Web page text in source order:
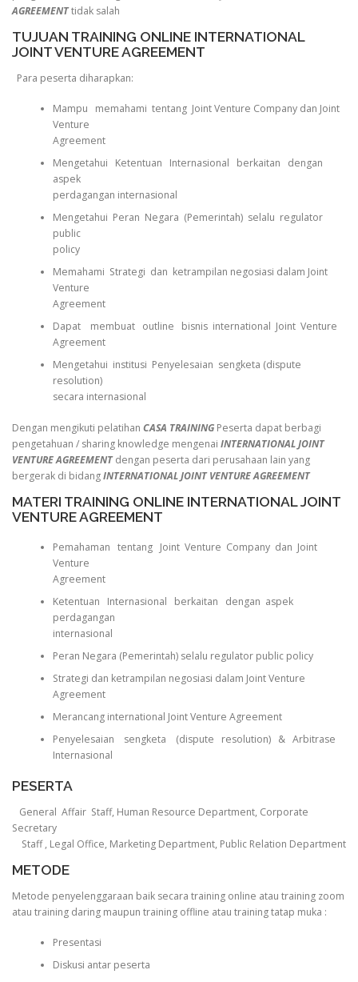
AGREEMENTtidak salah
TUJUAN TRAINING ONLINE INTERNATIONAL
JOINT VENTURE AGREEMENT
Para peserta diharapkan:
Mampu memahami tentang Joint Venture Company dan Joint
Venture
Agreement
Mengetahui Ketentuan Internasional berkaitan dengan
aspek
perdagangan internasional
Mengetahui Peran Negara (Pemerintah) selalu regulator
public
policy
Memahami Strategi dan ketrampilan negosiasi dalam Joint
Venture
Agreement
Dapat membuat outline bisnis international Joint Venture
Agreement
Mengetahui institusi Penyelesaian sengketa (dispute
resolution)
secara internasional
Dengan mengikuti pelatihan CASA TRAINING Peserta dapat berbagi
pengetahuan / sharing knowledge mengenai INTERNATIONAL JOINT
VENTURE AGREEMENTdengan peserta dari perusahaan lain yang
bergerak di bidangINTERNATIONAL JOINT VENTURE AGREEMENT
MATERI TRAINING ONLINE INTERNATIONAL JOINT
VENTURE AGREEMENT
Pemahaman tentang Joint Venture Company dan Joint
Venture
Agreement
Ketentuan Internasional berkaitan dengan aspek
perdagangan
internasional
Peran Negara (Pemerintah) selalu regulator public policy
Strategi dan ketrampilan negosiasi dalam Joint Venture
Agreement
Merancang international Joint Venture Agreement
Penyelesaian sengketa (dispute resolution) & Arbitrase
Internasional
PESERTA
General Affair Staff, Human Resource Department, Corporate
Secretary
Staff , Legal Office, Marketing Department, Public Relation Department
METODE
Metode penyelenggaraan baik secara training online atau training zoom
atau training daring maupun training offline atau training tatap muka :
Presentasi
Diskusi antar peserta